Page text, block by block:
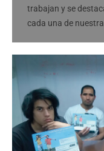
trabajan y se
cada una de